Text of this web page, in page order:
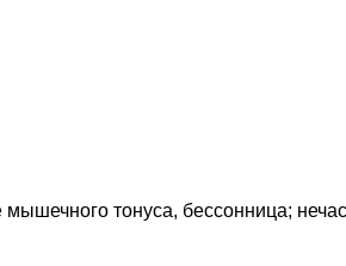
тонуса, бессонница;